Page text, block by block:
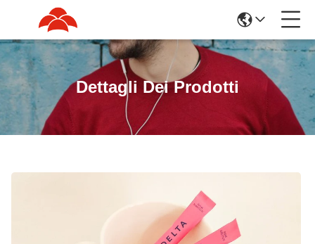
Dettagli Dei Prodotti